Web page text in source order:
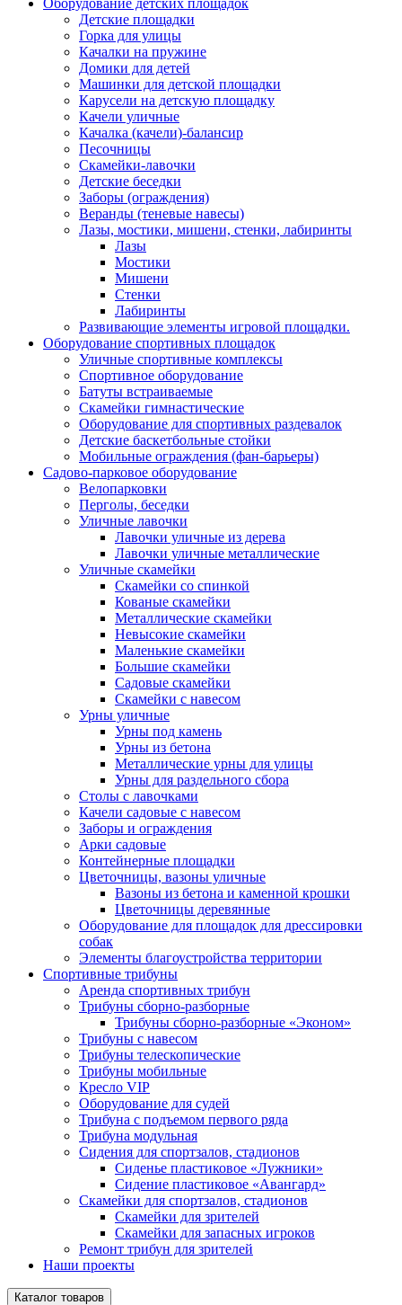
Оборудование детских площадок
Детские площадки
Горка для улицы
Качалки на пружине
Домики для детей
Машинки для детской площадки
Карусели на детскую площадку
Качели уличные
Качалка (качели)-балансир
Песочницы
Скамейки-лавочки
Детские беседки
Заборы (ограждения)
Веранды (теневые навесы)
Лазы, мостики, мишени, стенки, лабиринты
Лазы
Мостики
Мишени
Стенки
Лабиринты
Развивающие элементы игровой площадки.
Оборудование спортивных площадок
Уличные спортивные комплексы
Спортивное оборудование
Батуты встраиваемые
Скамейки гимнастические
Оборудование для спортивных раздевалок
Детские баскетбольные стойки
Мобильные ограждения (фан-барьеры)
Садово-парковое оборудование
Велопарковки
Перголы, беседки
Уличные лавочки
Лавочки уличные из дерева
Лавочки уличные металлические
Уличные скамейки
Скамейки со спинкой
Кованые скамейки
Металлические скамейки
Невысокие скамейки
Маленькие скамейки
Большие скамейки
Садовые скамейки
Скамейки с навесом
Урны уличные
Урны под камень
Урны из бетона
Металлические урны для улицы
Урны для раздельного сбора
Столы с лавочками
Качели садовые с навесом
Заборы и ограждения
Арки садовые
Контейнерные площадки
Цветочницы, вазоны уличные
Вазоны из бетона и каменной крошки
Цветочницы деревянные
Оборудование для площадок для дрессировки
собак
Элементы благоустройства территории
Спортивные трибуны
Аренда спортивных трибун
Трибуны сборно-разборные
Трибуны сборно-разборные «Эконом»
Трибуны с навесом
Трибуны телескопические
Трибуны мобильные
Кресло VIP
Оборудование для судей
Трибуна с подъемом первого ряда
Трибуна модульная
Сидения для спортзалов, стадионов
Сиденье пластиковое «Лужники»
Сидение пластиковое «Авангард»
Скамейки для спортзалов, стадионов
Скамейки для зрителей
Скамейки для запасных игроков
Ремонт трибун для зрителей
Наши проекты
Каталог товаров